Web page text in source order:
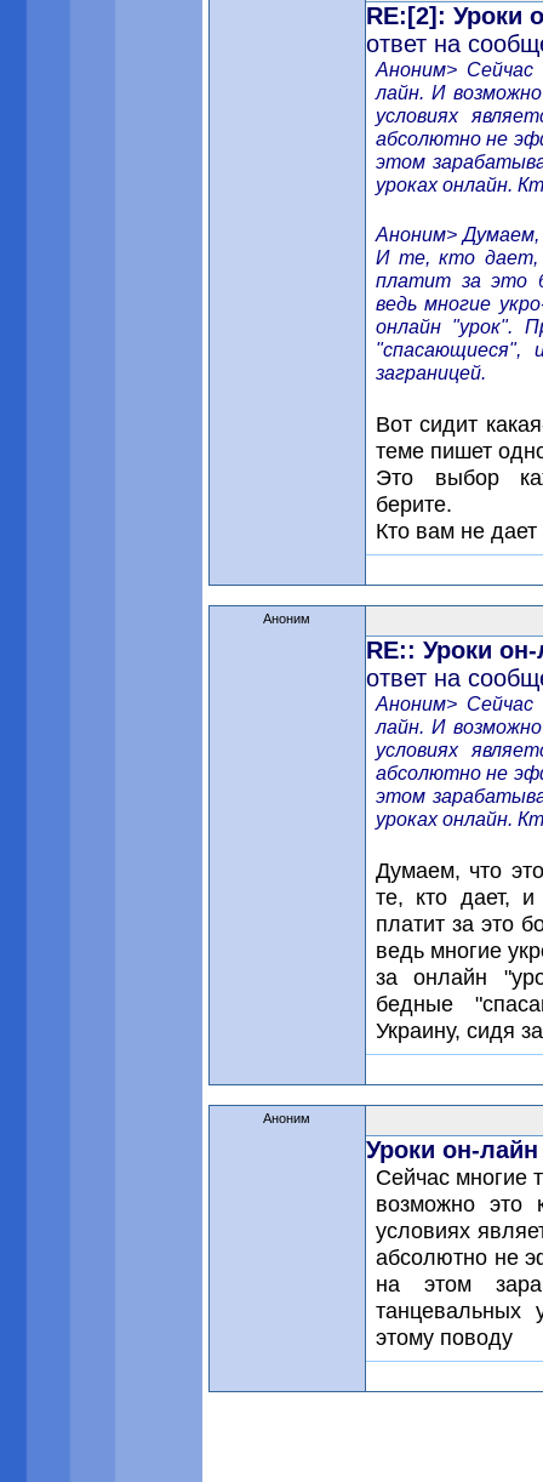
RE:[2]: Уроки
ответ на
Аноним> Сейчас
лайн. И
условиях
абсолютно не
этом
уроках онлайн.
Аноним> Думаем,
И те, кто дает,
платит за это
ведь многие
онлайн "урок".
"спасающиеся",
заграницей.
Вот сидит
теме пишет
Это выбор
берите.
Кто вам не дает
Аноним
RE:: Уроки
ответ на
Аноним> Сейчас
лайн. И
условиях
абсолютно не
этом
уроках онлайн.
Думаем, что
те, кто дает,
платит за это
ведь многие
за онлайн
бедные
Украину, сидя
Аноним
Уроки он-
Сейчас многие
возможно это
условиях
абсолютно не
на этом
танцевальных
этому поводу